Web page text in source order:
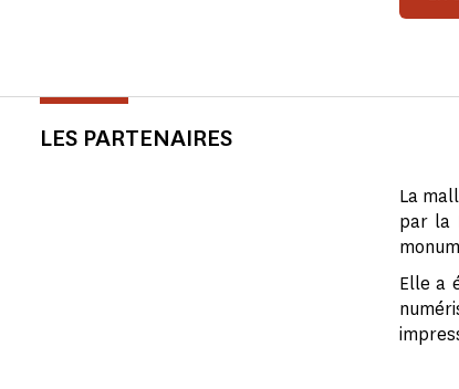
LES PARTENAIRES
La
par la
Elle a